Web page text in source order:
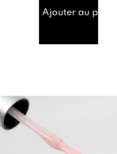
flexibilité
permet
les
Ajouter au panier